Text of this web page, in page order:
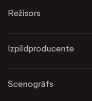
Režisors
Izpildproducente
Scenogrāfs